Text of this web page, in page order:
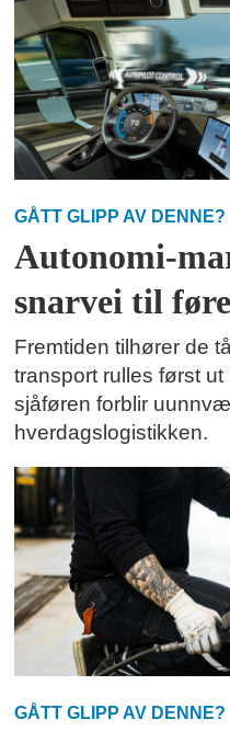
GÅTT GLIPP AV DENNE?
Autonomi-
snarvei til
Fremtiden tilhører de
transport rulles først
sjåføren forblir
hverdagslogistikken.
GÅTT GLIPP AV DENNE?